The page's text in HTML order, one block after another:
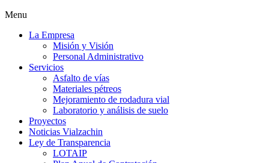
Menu
La Empresa
Misión y Visión
Personal Administrativo
Servicios
Asfalto de vías
Materiales pétreos
Mejoramiento de rodadura vial
Laboratorio y análisis de suelo
Proyectos
Noticias Vialzachin
Ley de Transparencia
LOTAIP